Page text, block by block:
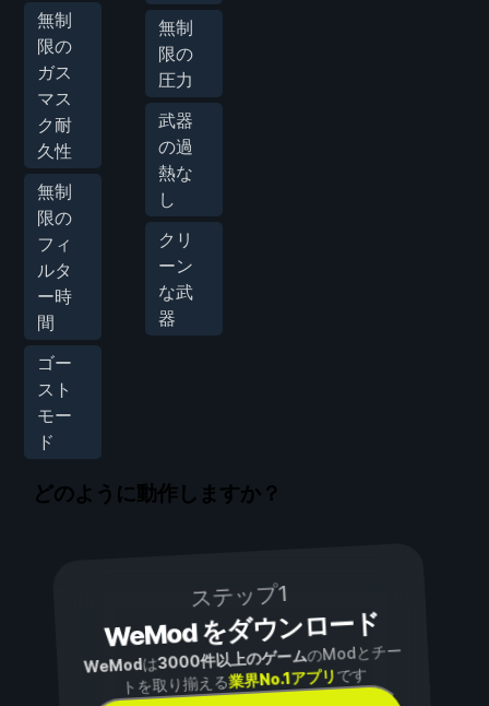
無制
限の
ガス
マス
ク耐
久性
無制
限の
フィ
ルタ
ー時
間
ゴー
スト
モー
ド
無制
限の
圧力
武器
の過
熱な
し
クリ
ーン
な武
器
どのように動作しますか？
ステップ1
WeMod をダウンロード
WeModは3000件以上のゲームのModとチー
トを取り揃える業界No.1アプリです